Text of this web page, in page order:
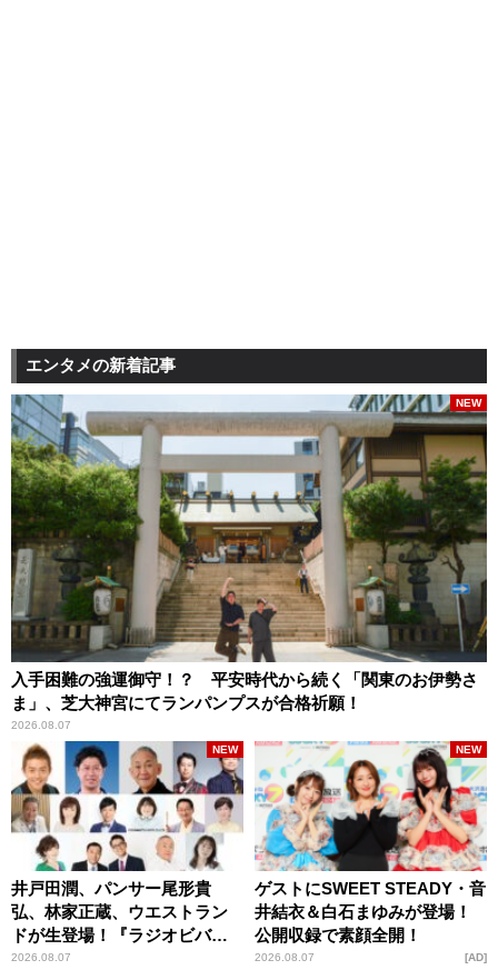
エンタメの新着記事
入手困難の強運御守！？ 平安時代から続く「関東のお伊勢さ
ま」、芝大神宮にてランパンプスが合格祈願！
2026.08.07
NEW
井戸田潤、パンサー尾形貴
弘、林家正蔵、ウエストラン
ドが生登場！『ラジオビバリ
ー昼ズ』
2026.08.07
NEW
ゲストにSWEET STEADY・音
井結衣＆白石まゆみが登場！
公開収録で素顔全開！
2026.08.07
NEW
AD